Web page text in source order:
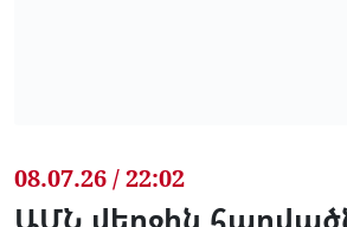
08.07.26 / 22:02
ԱՄՆ վերջին